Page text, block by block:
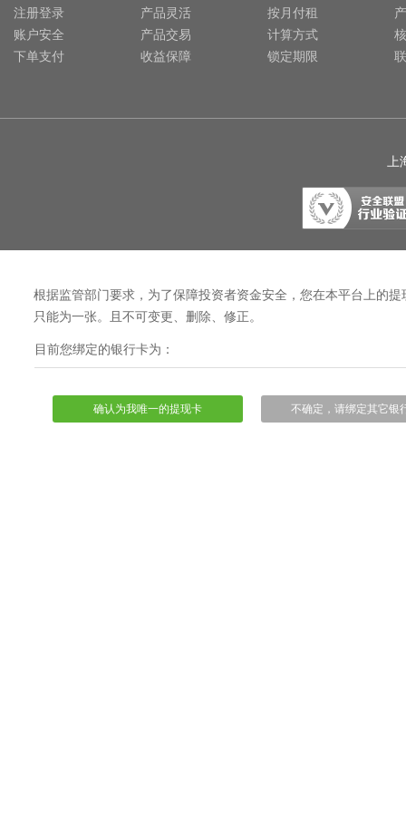
• 美柚5号于2724天前,以1498.00元单价成交
• 美柚5号于2726天前,以1465.00元单价成交
注册登录
账户安全
下单支付
产品灵活
产品交易
收益保障
按月付租
计算方式
锁定期限
根据监管部门要求，为了保障投资者资金安全，您在本平台上的提
只能为一张。且不可变更、删除、修正。
目前您绑定的银行卡为：
确认为我唯一的提现卡 不确定，请绑定其它银